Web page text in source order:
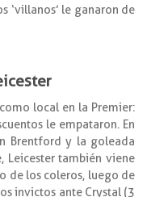
‘villanos’ le ganaron de
local en la Premier:
le empataron. En
Brentford y la goleada
Leicester también viene
de los coleros, luego de
invictos ante Crystal (3